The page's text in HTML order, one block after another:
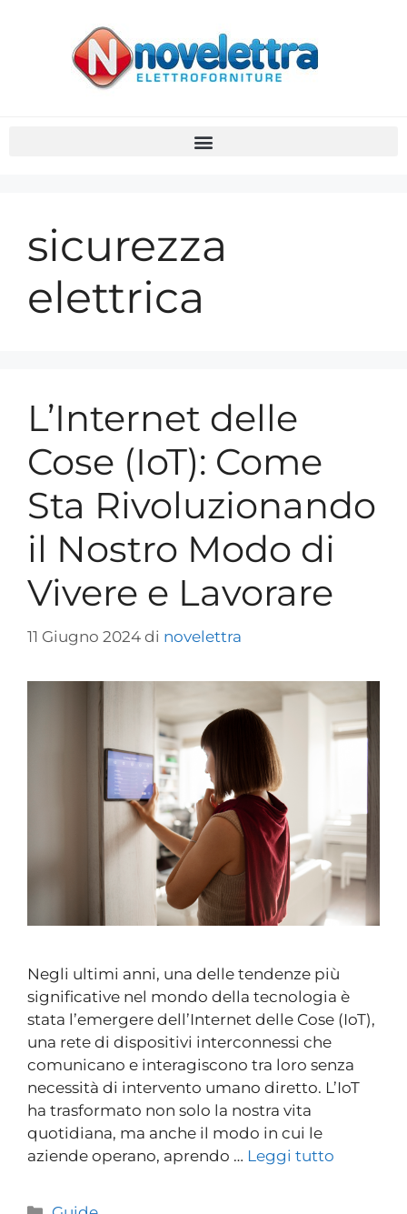
sicurezza
elettrica
L’Internet delle
Cose (IoT): Come
Sta Rivoluzionando
il Nostro Modo di
Vivere e Lavorare
11 Giugno 2024 di novelettra
Negli ultimi anni, una delle tendenze più
significative nel mondo della tecnologia è
stata l’emergere dell’Internet delle Cose (IoT),
una rete di dispositivi interconnessi che
comunicano e interagiscono tra loro senza
necessità di intervento umano diretto. L’IoT
ha trasformato non solo la nostra vita
quotidiana, ma anche il modo in cui le
aziende operano, aprendo … Leggi tutto